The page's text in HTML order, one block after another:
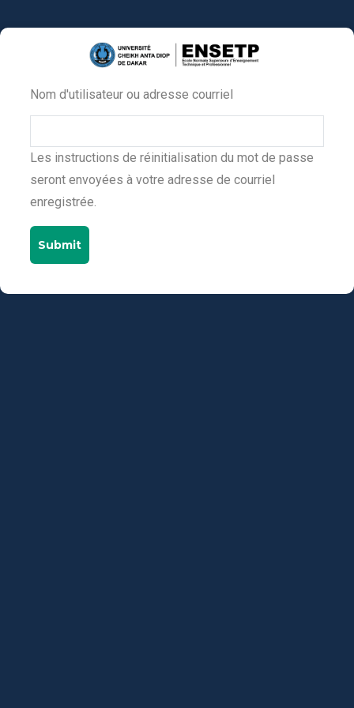
au
Primary
tabs
Nom d'utilisateur ou adresse courriel
Les instructions de réinitialisation du mot de passe
seront envoyées à votre adresse de courriel
enregistrée.